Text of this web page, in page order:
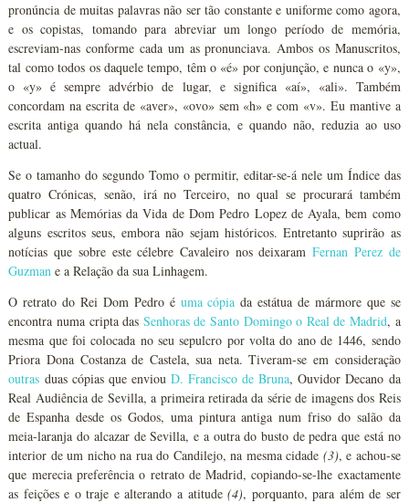
pronúncia de muitas palavras não ser tão constante e uniforme como agora,
e os copistas, tomando para abreviar um longo período de memória,
escreviam-nas conforme cada um as pronunciava. Ambos os Manuscritos,
tal como todos os daquele tempo, têm o «é» por conjunção, e nunca o «y»,
o «y» é sempre advérbio de lugar, e significa «aí», «ali». Também
concordam na escrita de «aver», «ovo» sem «h» e com «v». Eu mantive a
escrita antiga quando há nela constância, e quando não, reduzia ao uso
actual.
Se o tamanho do segundo Tomo o permitir, editar-se-á nele um Índice das
quatro Crónicas, senão, irá no Terceiro, no qual se procurará também
publicar as Memórias da Vida de Dom Pedro Lopez de Ayala, bem como
alguns escritos seus, embora não sejam históricos. Entretanto suprirão as
notícias que sobre este célebre Cavaleiro nos deixaramFernan Perez de
Guzman e a Relação da sua Linhagem.
O retrato do Rei Dom Pedro é uma cópia da estátua de mármore que se
encontra numa cripta das Senhoras de Santo Domingo o Real de Madrid, a
mesma que foi colocada no seu sepulcro por volta do ano de 1446, sendo
Priora Dona Costanza de Castela, sua neta. Tiveram-se em consideração
outras duas cópias que enviou D. Francisco de Bruna, Ouvidor Decano da
Real Audiência de Sevilla, a primeira retirada da série de imagens dos Reis
de Espanha desde os Godos, uma pintura antiga num friso do salão da
meia-laranja do alcazar de Sevilla, e a outra do busto de pedra que está no
interior de um nicho na rua do Candilejo, na mesma cidade (3), e achou-se
que merecia preferência o retrato de Madrid, copiando-se-lhe exactamente
as feições e o traje e alterando a atitude(4), porquanto, para além de ser